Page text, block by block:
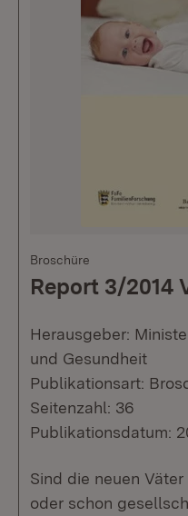
Broschüre
Report 3/2014
Herausgeber:
und Gesundheit
Publikationsart:
Seitenzahl: 36
Publikationsdatum:
Sind die neuen
oder schon